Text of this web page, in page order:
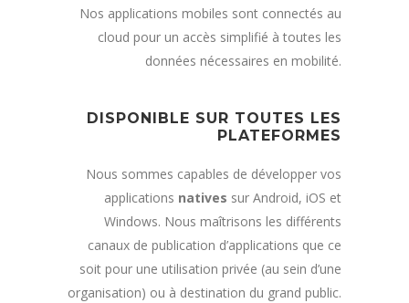
Nos applications mobiles sont connectés au
cloud pour un accès simplifié à toutes les
données nécessaires en mobilité.
DISPONIBLE SUR TOUTES LES
PLATEFORMES
Nous sommes capables de développer vos
applications natives sur Android, iOS et
Windows. Nous maîtrisons les différents
canaux de publication d’applications que ce
soit pour une utilisation privée (au sein d’une
organisation) ou à destination du grand public.